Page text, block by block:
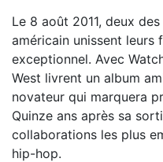
Le 8 août 2011, deux
américain unissent leurs
exceptionnel. Avec
West livrent un album
novateur qui marquera
Quinze ans après sa
collaborations les plus
hip-hop.